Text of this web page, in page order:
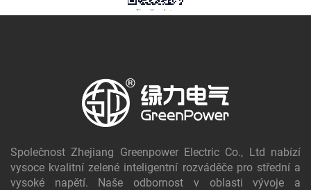
Společnost Zhejiang Greenpower Electric Co., Ltd nabízí
vysoce kvalitní zelené inteligentní rozváděče pro střední a
vysoké napětí. Naše odbornost v oblasti vývoje a